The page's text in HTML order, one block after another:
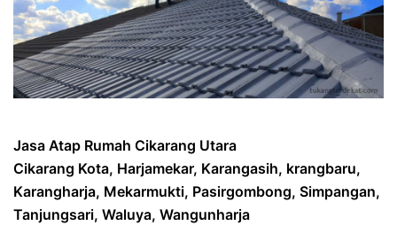
Jasa Atap Rumah Cikarang Utara
Cikarang Kota, Harjamekar, Karangasih, krangbaru,
Karangharja, Mekarmukti, Pasirgombong, Simpangan,
Tanjungsari, Waluya, Wangunharja